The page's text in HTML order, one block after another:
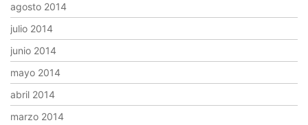
agosto 2014
julio 2014
junio 2014
mayo 2014
abril 2014
marzo 2014